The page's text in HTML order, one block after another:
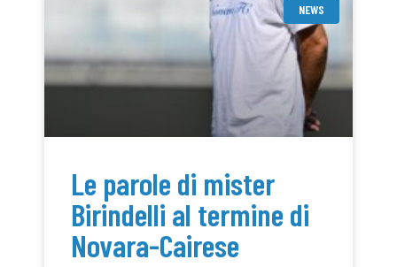
NEWS
Le parole di mister
Birindelli al termine di
Novara-Cairese